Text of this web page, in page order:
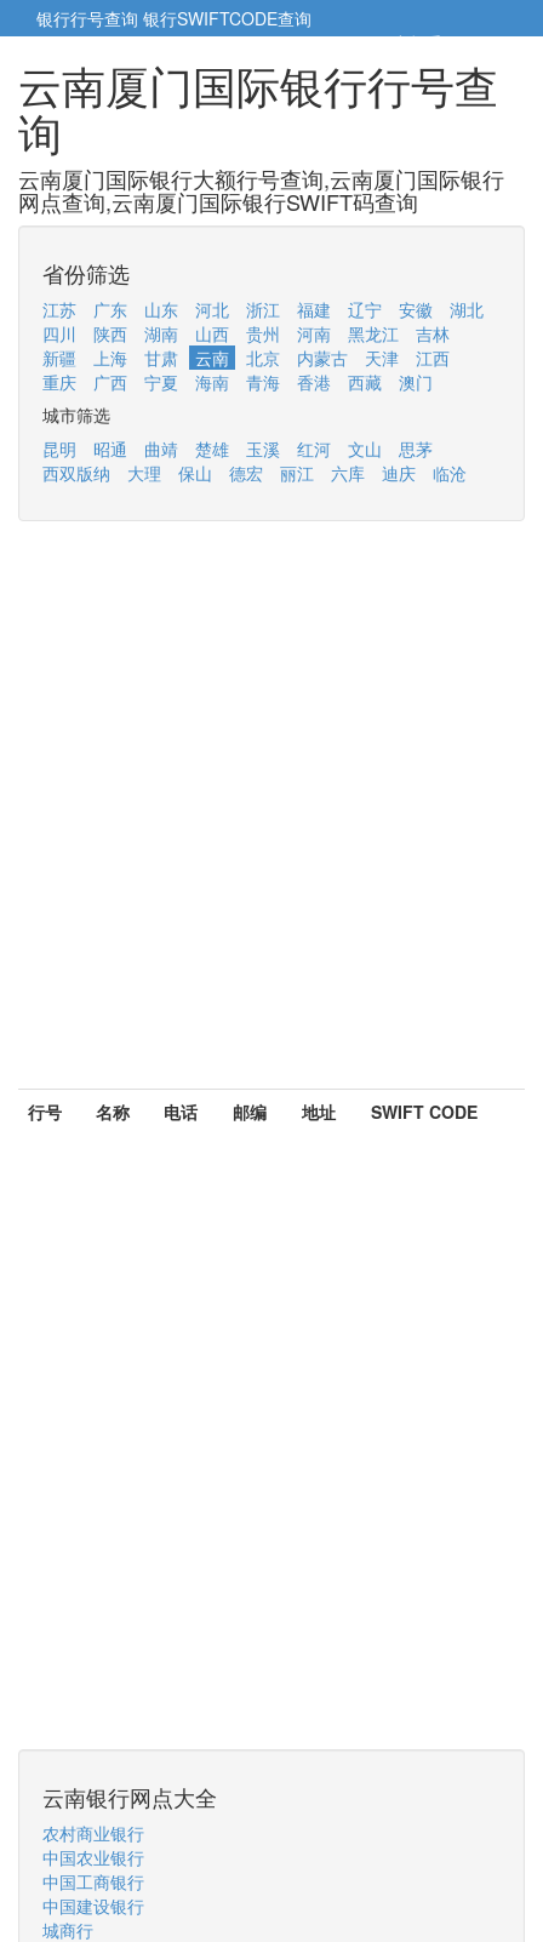
银行行号查询 银行SWIFTCODE查询
5cm小帮手5cm.cn
云南厦门国际银行行号查
询
云南厦门国际银行大额行号查询,云南厦门国际银行
网点查询,云南厦门国际银行SWIFT码查询
省份筛选
江苏 广东 山东 河北 浙江 福建 辽宁 安徽
湖北
四川
陕西 湖南 山西 贵州 河南 黑龙江
吉林
新疆
上海 甘肃 云南 北京 内蒙古 天津
江西
重庆
广西 宁夏 海南 青海 香港 西藏
澳门
城市筛选
昆明
昭通 曲靖 楚雄 玉溪 红河 文山
思茅
西双版纳
大理 保山 德宏 丽江 六库 迪庆 临沧
行号 名称 电话 邮编 地址 SWIFT CODE
云南银行网点大全
农村商业银行
中国农业银行
中国工商银行
中国建设银行
城商行